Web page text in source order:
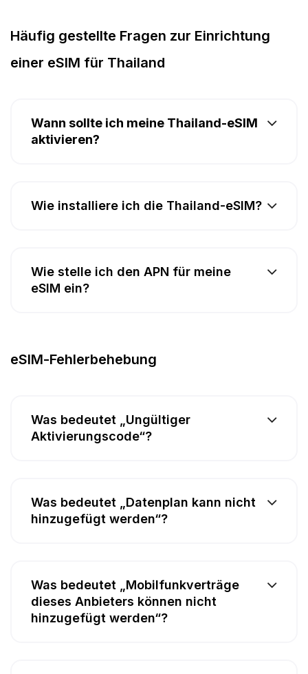
Häufig gestellte Fragen zur Einrichtung
einer eSIM für Thailand
Wann sollte ich meine Thailand-eSIM
aktivieren?
Wie installiere ich die Thailand-eSIM?
Wie stelle ich den APN für meine
eSIM ein?
eSIM-Fehlerbehebung
Was bedeutet „Ungültiger
Aktivierungscode“?
Was bedeutet „Datenplan kann nicht
hinzugefügt werden“?
Was bedeutet „Mobilfunkverträge
dieses Anbieters können nicht
hinzugefügt werden“?